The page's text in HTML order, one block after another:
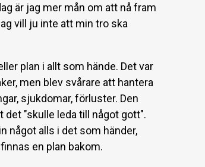
är jag mer mån om att nå fram
vill ju inte att min tro ska
plan i allt som hände. Det var
men blev svårare att hantera
sjukdomar, förluster. Den
det "skulle leda till något gott".
något alls i det som händer,
en plan bakom.